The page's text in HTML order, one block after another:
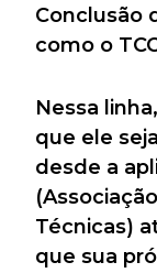
Conclusão
como o
Nessa
que ele
desde a
Técnicas)
que sua